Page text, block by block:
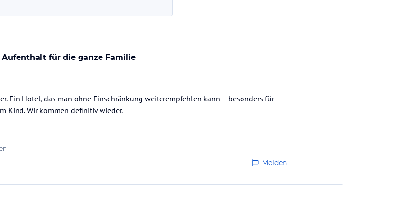
für die ganze Familie
Ein Hotel, das man ohne Einschränkung weiterempfehlen kann – besonders für
Kind. Wir kommen definitiv wieder.
Melden